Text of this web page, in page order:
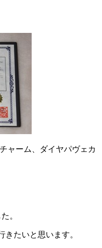
ャーム、ダイヤパヴェカ
。
きたいと思います。